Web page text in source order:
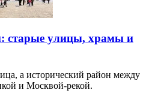
старые улицы, храмы и
а исторический район между
и Москвой-рекой.